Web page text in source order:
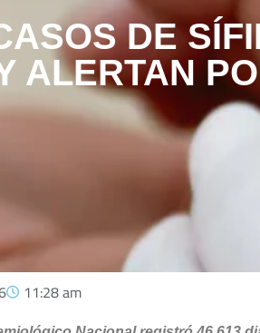
DE
ALERTAN
11:28 am